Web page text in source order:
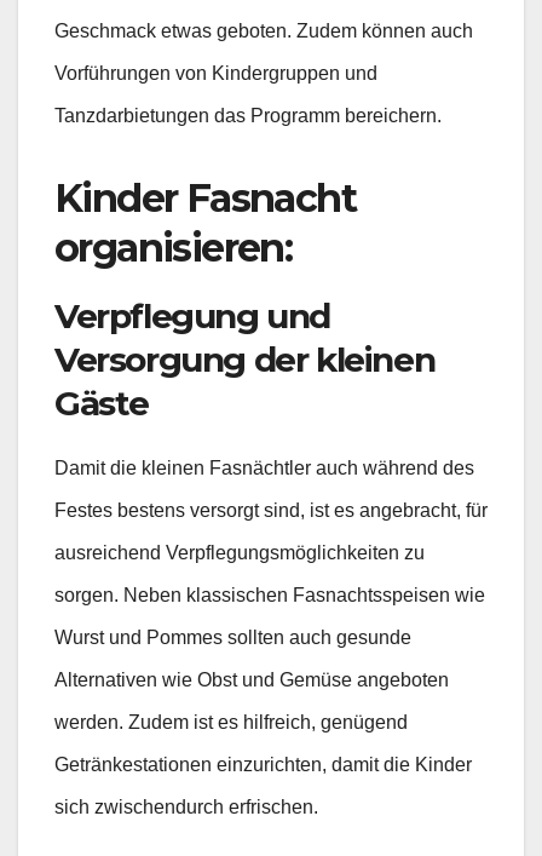
Geschmack etwas geboten. Zudem können auch
Vorführungen von Kindergruppen und
Tanzdarbietungen das Programm bereichern.
Kinder Fasnacht
organisieren:
Verpflegung und
Versorgung der kleinen
Gäste
Damit die kleinen Fasnächtler auch während des
Festes bestens versorgt sind, ist es angebracht, für
ausreichend Verpflegungsmöglichkeiten zu
sorgen. Neben klassischen Fasnachtsspeisen wie
Wurst und Pommes sollten auch gesunde
Alternativen wie Obst und Gemüse angeboten
werden. Zudem ist es hilfreich, genügend
Getränkestationen einzurichten, damit die Kinder
sich zwischendurch erfrischen.